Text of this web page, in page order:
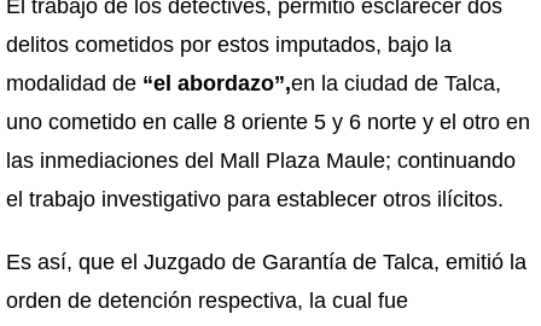
El trabajo de los detectives, permitió esclarecer dos
delitos cometidos por estos imputados, bajo la
modalidad de “el abordazo”,en la ciudad de Talca,
uno cometido en calle 8 oriente 5 y 6 norte y el otro en
las inmediaciones del Mall Plaza Maule; continuando
el trabajo investigativo para establecer otros ilícitos.
Es así, que el Juzgado de Garantía de Talca, emitió la
orden de detención respectiva, la cual fue